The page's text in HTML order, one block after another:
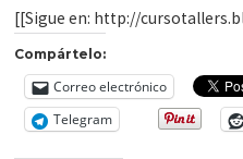
[[Sigue en: http://
Compártelo:
Correo electrónico
Telegram